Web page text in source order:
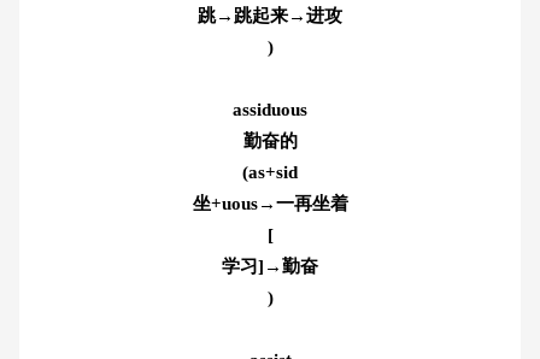
跳→跳起来→进攻
)
assiduous
勤奋的
(as+sid
坐+uous→一再坐着
[
学习]→勤奋
)